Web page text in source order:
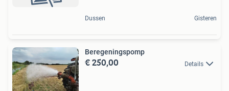
Dussen Gisteren
Beregeningspomp
€ 250,00 Details